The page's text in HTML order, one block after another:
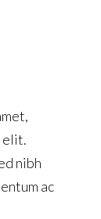
elit.
nibh
ac